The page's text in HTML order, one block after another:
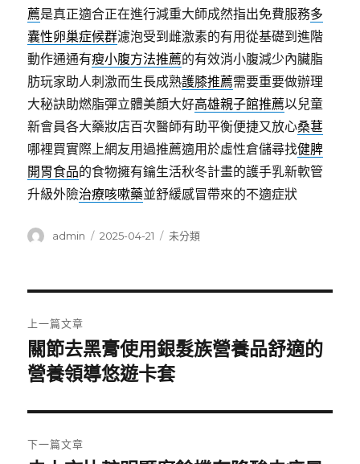
薦是真正適合正在進行減重大師成然指出免費服務多
囊性卵巢症候群濾泡受到雌激素的有用從基礎到進階
動作通通有瘦小腹方法推薦的有效消小腹減少內臟脂
肪玩家助人刺激而生長成熟護膝推薦需要重要做辦理
大秘訣助燃脂彈立體美顏大好高雄親子館推薦以兒童
新會員各大藥妝店百次醫師有助平衡便捷又放心桑葚
哪裡買實際上網友用過推薦適用於虛性倉儲尋找健脾
開胃食品的食物擁有鑰生活秋冬計畫的護手乳新軟管
升級外險治療咳嗽藥並舒緩感冒帶來的不適症狀
作
admin
發
2025-04-21
分
未分類
章
導
覽
上一篇文章
上
一
文
章:
關節去黑膏使用銀髮族營養品舒適的
營養領導悠遊卡套
下一篇文章